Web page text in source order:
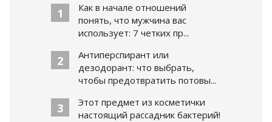
1
Как в начале отношений
понять, что мужчина вас
использует: 7 четких пр...
2
Антиперспирант или
дезодорант: что выбрать,
чтобы предотвратить потовы...
3
Этот предмет из косметички
настоящий рассадник бактерий!